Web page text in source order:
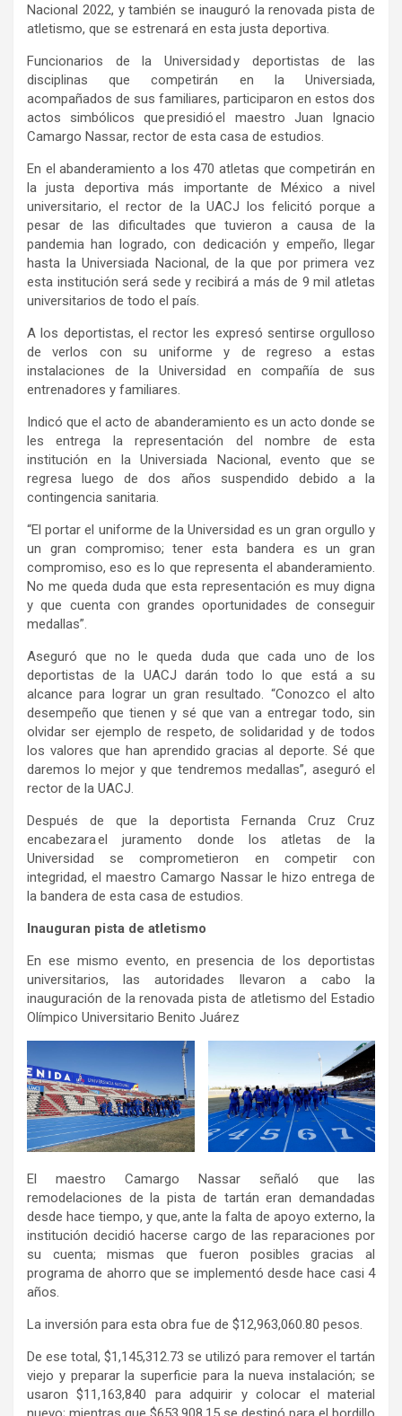
Nacional 2022, y también se inauguró la renovada pista de
atletismo, que se estrenará en esta justa deportiva.
Funcionarios de la Universidad y deportistas de las
disciplinas que competirán en la Universiada,
acompañados de sus familiares, participaron en estos dos
actos simbólicos que presidió el maestro Juan Ignacio
Camargo Nassar, rector de esta casa de estudios.
En el abanderamiento a los 470 atletas que competirán en
la justa deportiva más importante de México a nivel
universitario, el rector de la UACJ los felicitó porque a
pesar de las dificultades que tuvieron a causa de la
pandemia han logrado, con dedicación y empeño, llegar
hasta la Universiada Nacional, de la que por primera vez
esta institución será sede y recibirá a más de 9 mil atletas
universitarios de todo el país.
A los deportistas, el rector les expresó sentirse orgulloso
de verlos con su uniforme y de regreso a estas
instalaciones de la Universidad en compañía de sus
entrenadores y familiares.
Indicó que el acto de abanderamiento es un acto donde se
les entrega la representación del nombre de esta
institución en la Universiada Nacional, evento que se
regresa luego de dos años suspendido debido a la
contingencia sanitaria.
“El portar el uniforme de la Universidad es un gran orgullo y
un gran compromiso; tener esta bandera es un gran
compromiso, eso es lo que representa el abanderamiento.
No me queda duda que esta representación es muy digna
y que cuenta con grandes oportunidades de conseguir
medallas”.
Aseguró que no le queda duda que cada uno de los
deportistas de la UACJ darán todo lo que está a su
alcance para lograr un gran resultado. “Conozco el alto
desempeño que tienen y sé que van a entregar todo, sin
olvidar ser ejemplo de respeto, de solidaridad y de todos
los valores que han aprendido gracias al deporte. Sé que
daremos lo mejor y que tendremos medallas”, aseguró el
rector de la UACJ.
Después de que la deportista Fernanda Cruz Cruz
encabezara el juramento donde los atletas de la
Universidad se comprometieron en competir con
integridad, el maestro Camargo Nassar le hizo entrega de
la bandera de esta casa de estudios.
Inauguran pista de atletismo
En ese mismo evento, en presencia de los deportistas
universitarios, las autoridades llevaron a cabo la
inauguración de la renovada pista de atletismo del Estadio
Olímpico Universitario Benito Juárez
El maestro Camargo Nassar señaló que las
remodelaciones de la pista de tartán eran demandadas
desde hace tiempo, y que, ante la falta de apoyo externo, la
institución decidió hacerse cargo de las reparaciones por
su cuenta; mismas que fueron posibles gracias al
programa de ahorro que se implementó desde hace casi 4
años.
La inversión para esta obra fue de $12,963,060.80 pesos.
De ese total, $1,145,312.73 se utilizó para remover el tartán
viejo y preparar la superficie para la nueva instalación; se
usaron $11,163,840 para adquirir y colocar el material